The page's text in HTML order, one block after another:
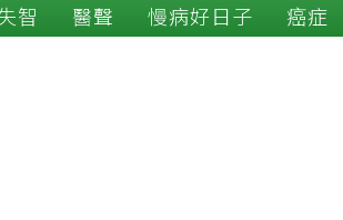
智 醫聲 慢病好日子 癌症